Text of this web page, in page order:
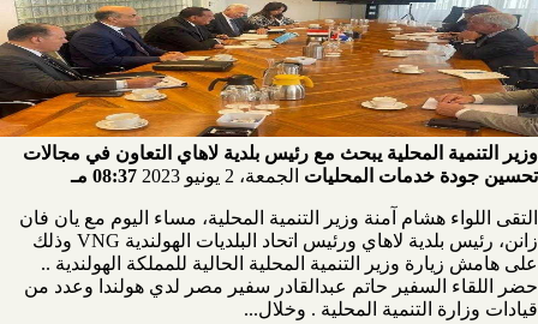
وزير التنمية المحلية يبحث مع رئيس بلدية لاهاي التعاون في مجالات
تحسين جودة خدمات المحليات الجمعة، 2 يونيو 2023 08:37 مـ
التقى اللواء هشام آمنة وزير التنمية المحلية، مساء اليوم مع يان فان
زانن، رئيس بلدية لاهاي ورئيس اتحاد البلديات الهولندية VNG وذلك
على هامش زيارة وزير التنمية المحلية الحالية للمملكة الهولندية ..
حضر اللقاء السفير حاتم عبدالقادر سفير مصر لدي هولندا وعدد من
قيادات وزارة التنمية المحلية . وخلال...